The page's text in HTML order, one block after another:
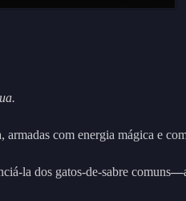
com energia mágica e
la dos gatos-de-sabre comuns—